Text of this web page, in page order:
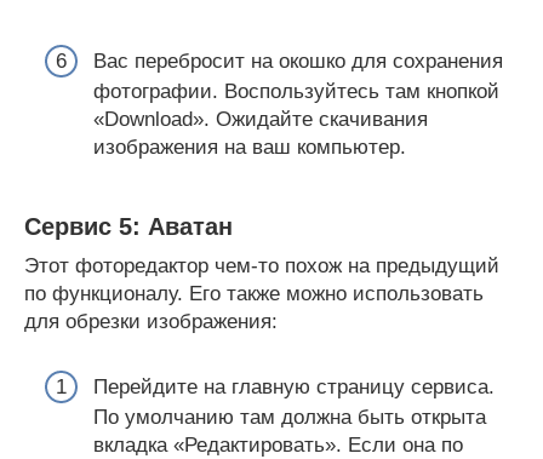
Вас перебросит на окошко для сохранения
фотографии. Воспользуйтесь там кнопкой
«Download». Ожидайте скачивания
изображения на ваш компьютер.
Сервис 5: Аватан
Этот фоторедактор чем-то похож на предыдущий
по функционалу. Его также можно использовать
для обрезки изображения:
Перейдите на главную страницу сервиса.
По умолчанию там должна быть открыта
вкладка «Редактировать». Если она по